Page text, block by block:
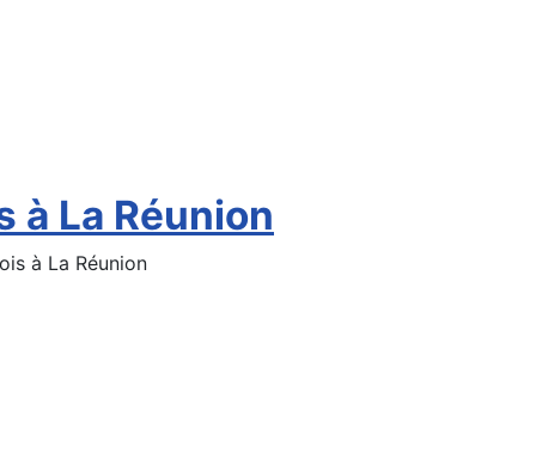
à La Réunion
à La Réunion